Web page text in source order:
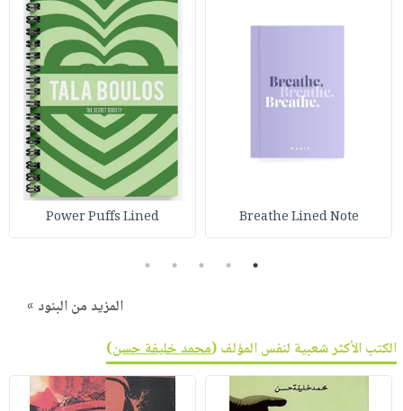
Breathe Lined Note
Power Puffs Lined
1
2
3
4
5
المزيد من البنود »
الكتب الأكثر شعبية لنفس المؤلف (محمد خليفة حسن)